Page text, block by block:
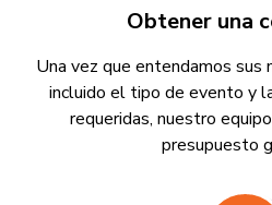
Obtener una
Una vez que entendamos sus
incluido el tipo de evento y
requeridas, nuestro
presupuesto